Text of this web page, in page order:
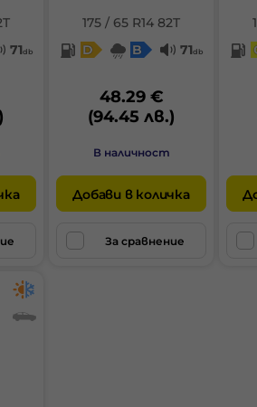
71db
175 / 65 R14 82T
D
B 71db
48.29 €
(94.45 лв.)
В наличност
Добави в количка
За сравнение